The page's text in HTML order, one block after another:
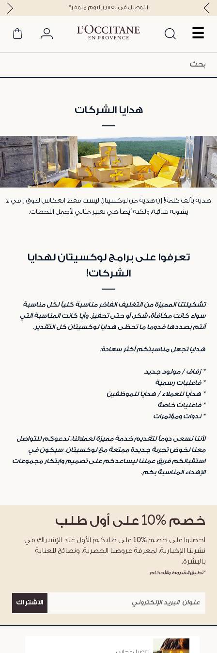
☰
*التوصيل في نفس اليوم متوفر
هدايا الشركات
هدية بألف كلمة! إن هدية من لوكسيتان ليست فقط انعكاس لذوق راقي لا
يشوبه شائبة، ولكنه أيضاً هي تعبير مثالي لأجمل اللحظات.
تعرفوا على برامج لوكسيتان لهدايا
الشركات!
تشكيلتنا المميزة من التغليف الفاخر مناسبة كلياً لكل مناسبة
سواء كانت مكافأة، شكر، أو حتى تحفيز. وأيا كانت المناسبة التي
أنتم بصددها فدوما ما تحظى هدايا لوكسيتان كل التقدير.
هدايا تجعل مناسبتكم أكثر سعادة:
* زفاف / مولود جديد
* فاعليات رسمية
* هدايا للعملاء / هدايا للموظفين
* فاعليات خاصة
* ندوات ومؤتمرات
لأننا نسعى دوماً لتقديم خدمة مميزة لعملائنا، ندعوكم للتواصل
معنا لخوض تجربة جديدة ممتعة مع لوكسيتان. سيكون في
استقبالكم فريق عملنا ليساعدكم على تصميم وابتكار مجموعات
الإهداء المناسبة بكم.
خصم %10 على أول طلب
احصلوا على خصم %10 على طلبكم الأول عند الإشتراك في
نشرتنا الإخبارية، لمعرفة عروضنا الحصرية، ونصائح للعناية
بالبشرة.
*تطبق الشروط والأحكام
الاشتراك